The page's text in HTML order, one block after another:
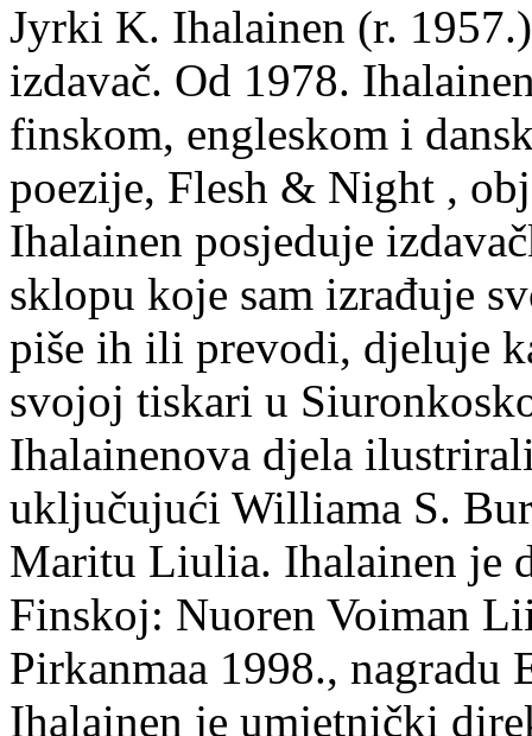
Jyrki K. Ihalainen (r.
izdavač. Od 1978.
finskom, engleskom i
poezije, Flesh & Night ,
Ihalainen posjeduje
sklopu koje sam izrađuje
piše ih ili prevodi, djeluje
svojoj tiskari u
Ihalainenova djela
uključujući Williama S.
Maritu Liulia. Ihalainen je
Finskoj: Nuoren Voiman
Pirkanmaa 1998.,
Ihalainen je umjetnički